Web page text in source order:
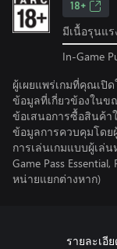
18+
มีเนื้อรุนแ
In-Game
ผู้เผยแพร่เกมที่คุณเปิ
ข้อมูลที่เกี่ยวข้องใน
ข้อเสนอการซื้อสินค้า
ข้อมูลการควบคุมโดย
การเล่นเกมแบบผู้เล่
Game Pass
หน่ายแยกต่างหาก)
รายละเอี